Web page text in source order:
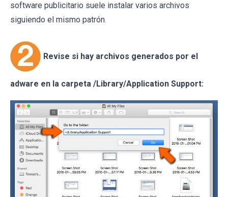
software publicitario suele instalar varios archivos
siguiendo el mismo patrón.
Revise si hay archivos generados por el
adware en la carpeta /Library/Application Support: